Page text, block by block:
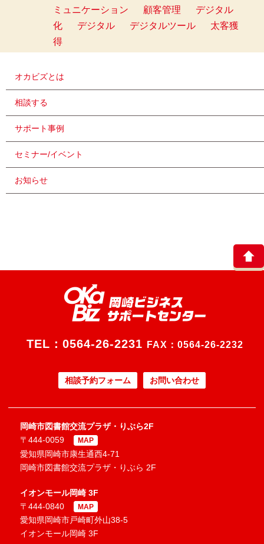
ミュニケーション
顧客管理
デジタル
化
デジタル デジタルツール
太客獲
得
オカビズとは
相談する
サポート事例
セミナー/イベント
お知らせ
TEL： 0564-26-2231 FAX：0564-26-2232
相談予約フォーム お問い合わせ
岡崎市図書館交流プラザ・りぶら2F
〒444-0059
MAP
愛知県岡崎市康生通西4-71
岡崎市図書館交流プラザ・りぶら 2F
イオンモール岡崎 3F
〒444-0840
MAP
愛知県岡崎市戸崎町外山38-5
イオンモール岡崎 3F